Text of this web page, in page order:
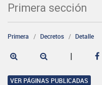
Primera sección
Primera Decretos Detalle
|
VER PÁGINAS PUBLICADAS